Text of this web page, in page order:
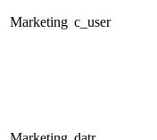
Marketing c_user